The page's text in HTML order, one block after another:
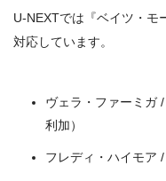
U-NEXTでは『ベイツ・モ
対応しています。
ヴェラ・ファーミガ
利加）
フレディ・ハイモア